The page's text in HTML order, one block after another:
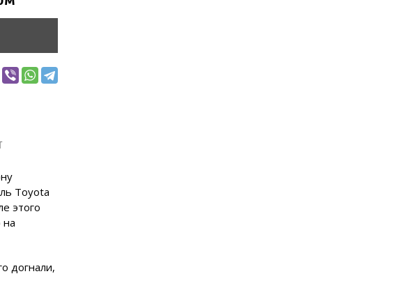
Toyota
этого
на
догнали,